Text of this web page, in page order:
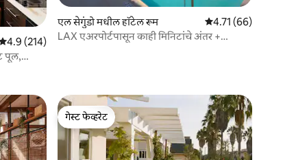
पैकी 4.9 सरासरी रेटिंग, 214 रिव्ह्यूज
4.9 (214)
पूल,
एल सेगुंडो मधील हॉटेल रूम 5 पैकी 4.71 सरासरी रेटिंग,
4.71 (66)
LAX एअरपोर्टपासून काही मिनिटांचे अंतर +
गेस्ट फेव्हरेट
गेस्ट फेव्हरेट